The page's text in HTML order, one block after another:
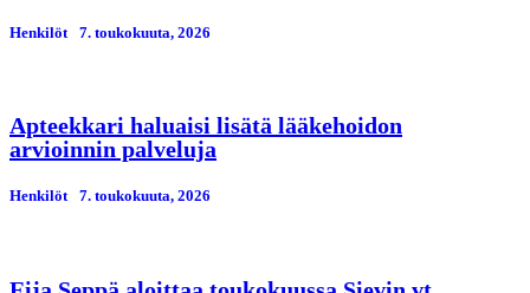
Henkilöt 7. toukokuuta, 2026
Apteekkari haluaisi lisätä lääkehoidon
arvioinnin palveluja
Henkilöt 7. toukokuuta, 2026